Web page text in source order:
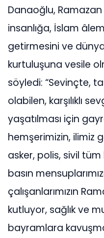
Danaoğlu,
insanlığa, İslam
getirmesini ve
kurtuluşuna vesile
söyledi: “Sevinçte,
olabilen, karşılıklı
yaşatılması için
hemşerimizin, ilimiz
asker, polis, sivil
basın
çalışanlarımızın
kutluyor, sağlık ve
bayramlara